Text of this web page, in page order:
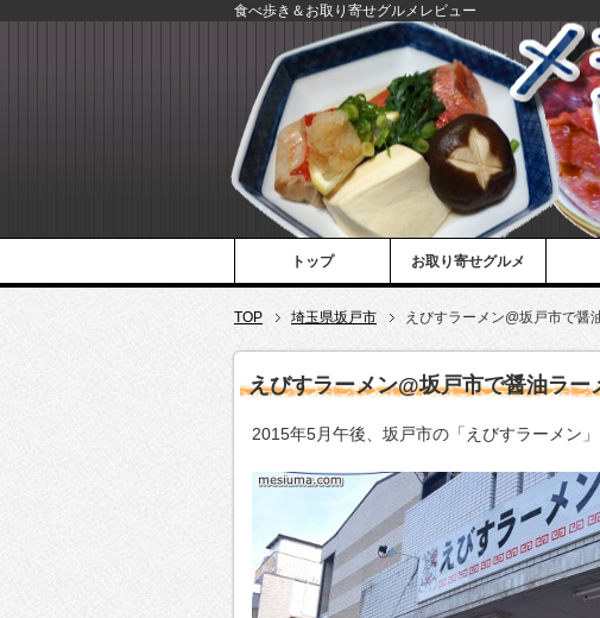
食べ歩き＆お取り寄せグルメレビュー
トップ お取り寄せグルメ
TOP 埼玉県坂戸市 えびすラーメン@坂戸市で醤
えびすラーメン@坂戸市で醤油ラー
2015年5月午後、坂戸市の「えびすラーメン」